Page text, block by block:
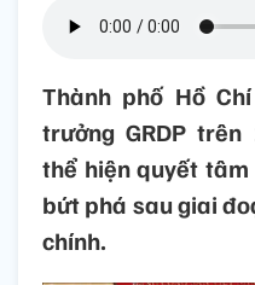
Thành phố Hồ
trưởng GRDP
thể hiện quyết
bứt phá sau giai
chính.